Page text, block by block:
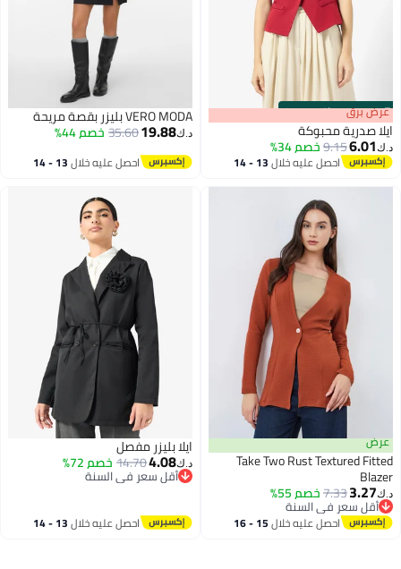
00m:00s
·باقي 100% عرض برق
ايلا صدرية محبوكة
د.ك‏6.01
9.15خصم 34%
احصل عليه خلال 13 - 14
VERO MODA بليزر بقصة مريحة
د.ك‏19.88
35.60خصم 44%
احصل عليه خلال 13 - 14
عرض
Take Two Rust Textured Fitted
Blazer
د.ك‏3.27
7.33خصم 55%
أقل سعر في السنة
أقل سعر في السنة
احصل عليه خلال 15 - 16
ايلا بليزر مفصل
د.ك‏4.08
14.70خصم 72%
أقل سعر في السنة
أقل سعر في السنة
احصل عليه خلال 13 - 14